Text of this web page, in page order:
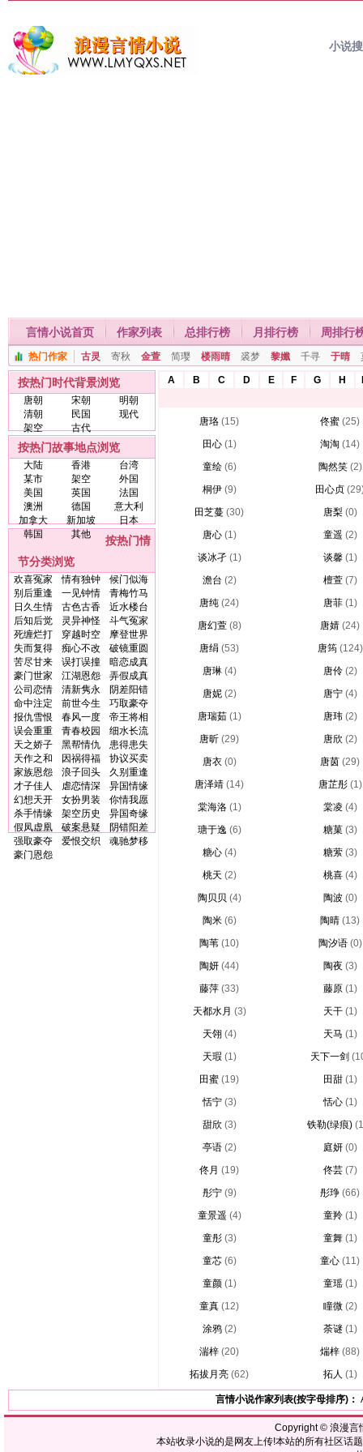
小说
言情小说首页 作家列表 总排行榜 月排行榜 周排行
热门作家 古灵 寄秋 金萱 简璎 楼雨晴 裘梦 黎孅 千寻 于晴
按热门时代背景浏览
唐朝 宋朝
明朝
清朝
民国
现代
架空
古代
按热门故事地点浏览
大陆 香港
台湾
某市
架空
外国
美国
英国
法国
澳洲
德国
意大利
加拿大
新加坡
日本
韩国
其他
按热门情
节分类浏览
欢喜冤家 情有独钟
候门似海
别后重逢
一见钟情
青梅竹马
日久生情
古色古香
近水楼台
后知后觉
灵异神怪
斗气冤家
死缠烂打
穿越时空
摩登世界
失而复得
痴心不改
破镜重圆
苦尽甘来
误打误撞
暗恋成真
豪门世家
江湖恩怨
弄假成真
公司恋情
清新隽永
阴差阳错
命中注定
前世今生
巧取豪夺
报仇雪恨
春风一度
帝王将相
误会重重
青春校园
细水长流
天之娇子
黑帮情仇
患得患失
天作之和
因祸得福
协议买卖
家族恩怨
浪子回头
久别重逢
才子佳人
虐恋情深
异国情缘
幻想天开
女扮男装
你情我愿
杀手情缘
架空历史
异国奇缘
假凤虚凰
破案悬疑
阴错阳差
强取豪夺
爱恨交织
魂驰梦移
豪门恩怨
A B C D E F G H
唐珞 (15) 佟蜜 (25)
田心 (1) 淘淘 (14)
童绘 (6) 陶然笑 (2)
桐伊 (9) 田心贞
田芝蔓 (30) 唐梨 (0)
唐心 (1) 童遥 (2)
谈冰孑 (1) 谈馨 (1)
澹台 (2) 檀萱 (7)
唐纯 (24) 唐菲 (1)
唐幻萱 (8) 唐婧 (24)
唐绢 (53) 唐筠 (124)
唐琳 (4) 唐伶 (2)
唐妮 (2) 唐宁 (4)
唐瑞茹 (1) 唐玮 (2)
唐昕 (29) 唐欣 (2)
唐衣 (0) 唐茵 (29)
唐泽靖 (14) 唐芷彤 (1)
棠海洛 (1) 棠凌 (4)
瑭于逸 (6) 糖菓 (3)
糖心 (4) 糖萦 (3)
桃天 (2) 桃喜 (4)
陶贝贝 (4) 陶波 (0)
陶米 (6) 陶晴 (13)
陶苇 (10) 陶汐语 (0)
陶妍 (44) 陶夜 (3)
藤萍 (33) 藤原 (1)
天都水月 (3) 天干 (1)
天翎 (4) 天马 (1)
天瑕 (1) 天下一剑
田蜜 (19) 田甜 (1)
恬宁 (3) 恬心 (1)
甜欣 (3) 铁勒(绿痕)
亭语 (2) 庭妍 (0)
佟月 (19) 佟芸 (7)
彤宁 (9) 彤琤 (66)
童景遥 (4) 童羚 (1)
童彤 (3) 童舞 (1)
童芯 (6) 童心 (11)
童颜 (1) 童瑶 (1)
童真 (12) 瞳微 (2)
涂鸦 (2) 荼谜 (1)
湍梓 (20) 煓梓 (88)
拓拔月亮 (62) 拓人 (1)
言情小说作家列表(按字母排序)：
Copyright © 浪漫言
本站收录小说的是网友上传!本站的所有社区话